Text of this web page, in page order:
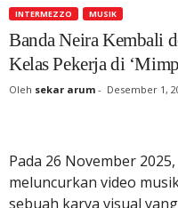
INTERMEZZO MUSIK
Banda Neira Kembali
Kelas Pekerja di
Oleh sekar arum - Desember 1,
Pada 26 November
meluncurkan video
sebuah karya visual